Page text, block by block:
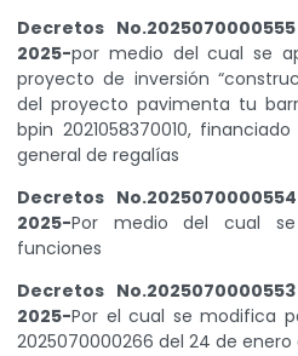
Decretos
2025-por medio del cual se
proyecto de inversión
del proyecto pavimenta tu
bpin 2021058370010,
general de regalías
Decretos
2025-Por medio del cual
funciones
Decretos
2025-Por el cual se modifica
2025070000266 del 24 de enero